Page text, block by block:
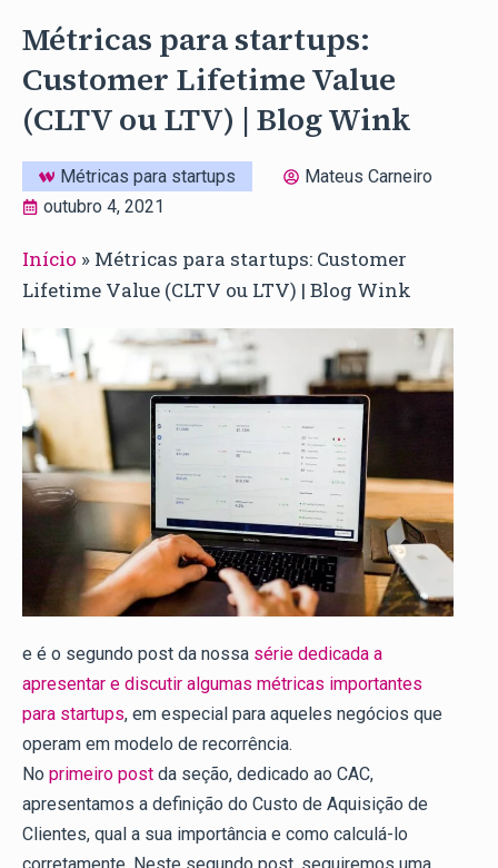
Métricas para startups:
Customer Lifetime Value
(CLTV ou LTV) | Blog Wink
Métricas para startups
Mateus Carneiro
outubro 4, 2021
Início » Métricas para startups: Customer
Lifetime Value (CLTV ou LTV) | Blog Wink
e é o segundo post da nossa série dedicada a
apresentar e discutir algumas métricas importantes
para startups, em especial para aqueles negócios que
operam em modelo de recorrência.
No primeiro post da seção, dedicado ao CAC,
apresentamos a definição do Custo de Aquisição de
Clientes, qual a sua importância e como calculá-lo
corretamente. Neste segundo post, seguiremos uma